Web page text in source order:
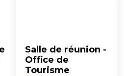
Salle de réunion -
Office de
Tourisme